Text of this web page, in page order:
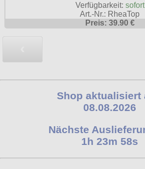
Verfügbarkeit: sofort
Art.-Nr.: RheaTop
Preis: 39.90 €
Shop aktualisiert
08.08.2026
Nächste
1h 23m 57s